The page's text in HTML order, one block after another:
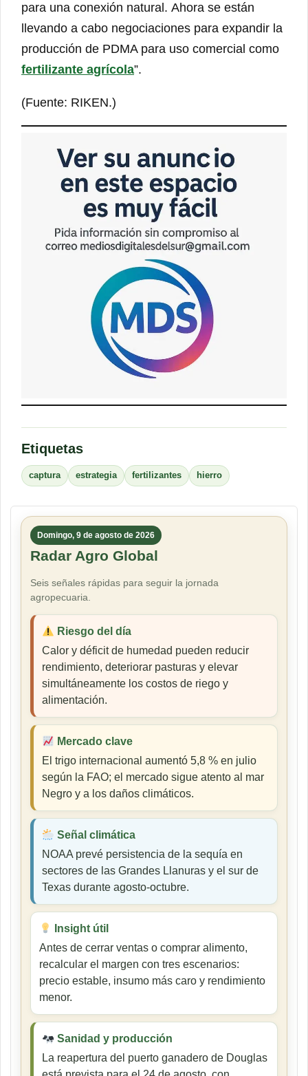
para una conexión natural. Ahora se están
llevando a cabo negociaciones para expandir la
producción de PDMA para uso comercial como
fertilizante agrícola”.
(Fuente: RIKEN.)
Etiquetas
captura estrategia fertilizantes hierro
Domingo, 9 de agosto de 2026
Radar Agro Global
Seis señales rápidas para seguir la jornada
agropecuaria.
Riesgo del día
Calor y déficit de humedad pueden reducir
rendimiento, deteriorar pasturas y elevar
simultáneamente los costos de riego y
alimentación.
Mercado clave
El trigo internacional aumentó 5,8 % en julio
según la FAO; el mercado sigue atento al mar
Negro y a los daños climáticos.
Señal climática
NOAA prevé persistencia de la sequía en
sectores de las Grandes Llanuras y el sur de
Texas durante agosto-octubre.
Insight útil
Antes de cerrar ventas o comprar alimento,
recalcular el margen con tres escenarios:
precio estable, insumo más caro y rendimiento
menor.
Sanidad y producción
La reapertura del puerto ganadero de Douglas